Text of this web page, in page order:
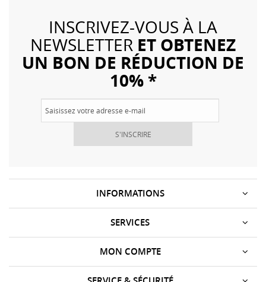
INSCRIVEZ-VOUS À LA
NEWSLETTER ET OBTENEZ
UN BON DE RÉDUCTION DE
10% *
S'INSCRIRE
INFORMATIONS
SERVICES
MON COMPTE